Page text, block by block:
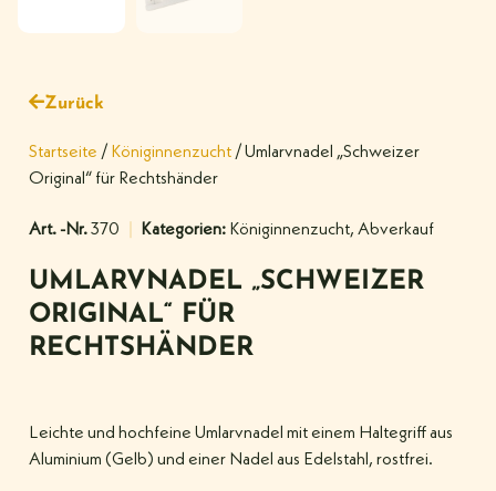
Zurück
Startseite / Königinnenzucht / Umlarvnadel „Schweizer
Original“ für Rechtshänder
Art. -Nr.370 Kategorien: Königinnenzucht, Abverkauf
UMLARVNADEL „SCHWEIZER
ORIGINAL“ FÜR
RECHTSHÄNDER
Leichte und hochfeine Umlarvnadel mit einem Haltegriff aus
Aluminium (Gelb) und einer Nadel aus Edelstahl, rostfrei.